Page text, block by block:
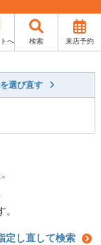
へ 検索 来店予約
選び直す
定し直して検索